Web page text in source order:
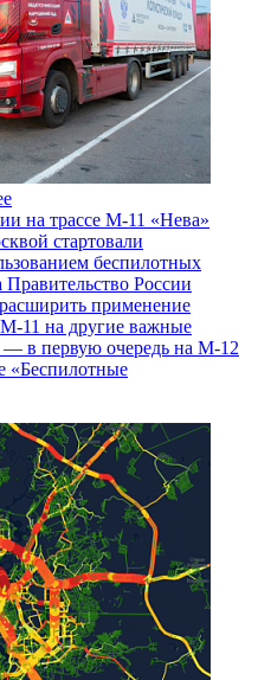
на трассе М-11 «Нева»
стартовали
беспилотных
Правительство России
применение
11 на другие важные
— в первую очередь на М-12
«Беспилотные